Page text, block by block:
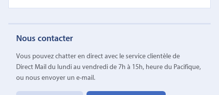
Nous contacter
Vous pouvez chatter en direct avec le service clientèle de
Direct Mail du lundi au vendredi de 7h à 15h, heure du Pacifique,
ou nous envoyer un e-mail.